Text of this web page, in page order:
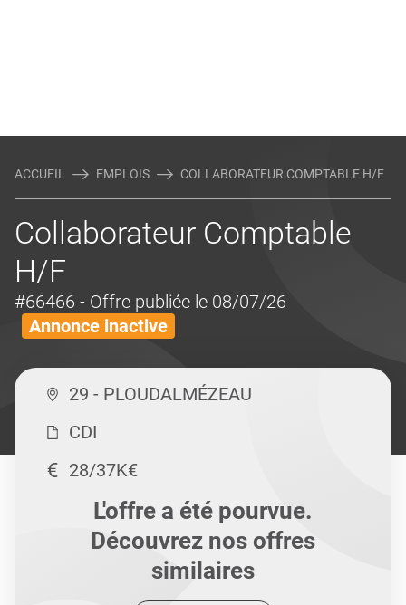
ACCUEIL EMPLOIS COLLABORATEUR COMPTABLE H/F
Collaborateur Comptable
H/F
#66466 - Offre publiée le 08/07/26
Annonce inactive
29 - PLOUDALMÉZEAU
CDI
28/37K€
L'offre a été pourvue.
Découvrez nos offres
similaires